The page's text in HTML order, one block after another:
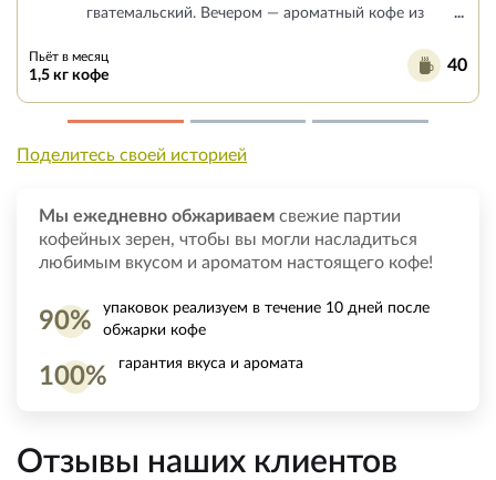
гватемальский. Вечером — ароматный кофе из
...
Пьёт в месяц
1,5 кг кофе
40
Поделитесь своей историей
Мы ежедневно обжариваем свежие партии
кофейных зерен, чтобы вы могли насладиться
любимым вкусом и ароматом настоящего кофе!
90%
упаковок реализуем в течение 10 дней после
обжарки кофе
100% гарантия вкуса и аромата
Отзывы наших клиентов